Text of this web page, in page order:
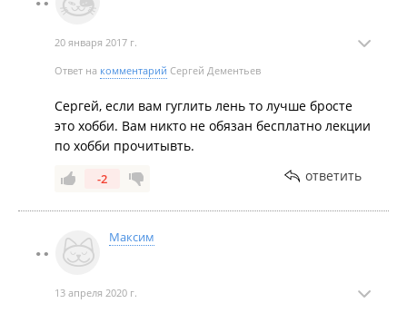
клиентам.
20 января 2017 г.
Ответ на комментарий Сергей Дементьев
Сергей, если вам гуглить лень то лучше бросте
это хобби. Вам никто не обязан бесплатно лекции
по хобби прочитывть.
-2 ответить
Максим
13 апреля 2020 г.